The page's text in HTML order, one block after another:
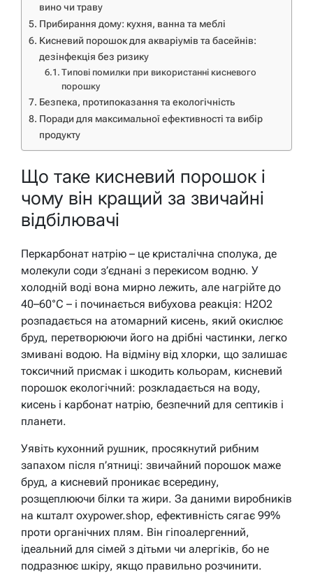
вино чи траву
Прибирання дому: кухня, ванна та меблі
Кисневий порошок для акваріумів та басейнів:
дезінфекція без ризику
Типові помилки при використанні кисневого
порошку
Безпека, протипоказання та екологічність
Поради для максимальної ефективності та вибір
продукту
Що таке кисневий порошок і
чому він кращий за звичайні
відбілювачі
Перкарбонат натрію – це кристалічна сполука, де
молекули соди з’єднані з перекисом водню. У
холодній воді вона мирно лежить, але нагрійте до
40–60°C – і починається вибухова реакція: H2O2
розпадається на атомарний кисень, який окислює
бруд, перетворюючи його на дрібні частинки, легко
змивані водою. На відміну від хлорки, що залишає
токсичний присмак і шкодить кольорам, кисневий
порошок екологічний: розкладається на воду,
кисень і карбонат натрію, безпечний для септиків і
планети.
Уявіть кухонний рушник, просякнутий рибним
запахом після п’ятниці: звичайний порошок маже
бруд, а кисневий проникає всередину,
розщеплюючи білки та жири. За даними виробників
на кшталт oxypower.shop, ефективність сягає 99%
проти органічних плям. Він гіпоалергенний,
ідеальний для сімей з дітьми чи алергіків, бо не
подразнює шкіру, якщо правильно розчинити.